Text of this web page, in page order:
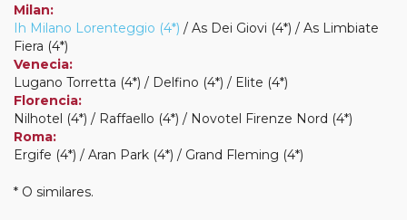
Milan:
Ih Milano Lorenteggio (4*) / As Dei Giovi (4*) / As Limbiate
Fiera (4*)
Venecia:
Lugano Torretta (4*) / Delfino (4*) / Elite (4*)
Florencia:
Nilhotel (4*) / Raffaello (4*) / Novotel Firenze Nord (4*)
Roma:
Ergife (4*) / Aran Park (4*) / Grand Fleming (4*)
* O similares.